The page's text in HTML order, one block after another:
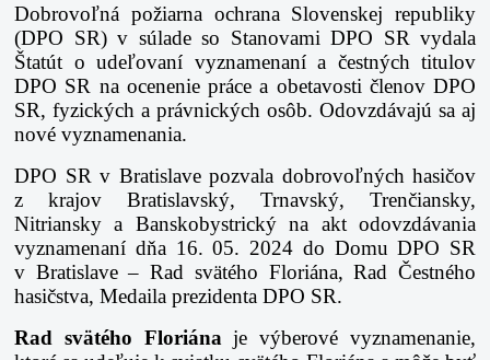
Dobrovoľná požiarna ochrana Slovenskej republiky
(DPO SR) v súlade so Stanovami DPO SR vydala
Štatút o udeľovaní vyznamenaní a čestných titulov
DPO SR na ocenenie práce a obetavosti členov DPO
SR, fyzických a právnických osôb. Odovzdávajú sa aj
nové vyznamenania.
DPO SR v Bratislave pozvala dobrovoľných hasičov
z krajov Bratislavský, Trnavský, Trenčiansky,
Nitriansky a Banskobystrický na akt odovzdávania
vyznamenaní dňa 16. 05. 2024 do Domu DPO SR
v Bratislave – Rad svätého Floriána, Rad Čestného
hasičstva, Medaila prezidenta DPO SR.
Rad svätého Floriánaje výberové vyznamenanie,